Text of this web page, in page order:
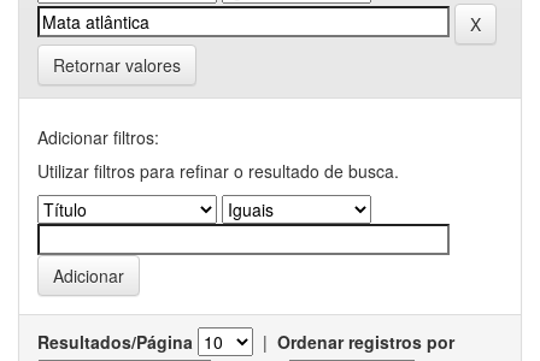
Retornar valores
Adicionar filtros:
Utilizar filtros para refinar o resultado de busca.
Resultados/Página | Ordenar registros por